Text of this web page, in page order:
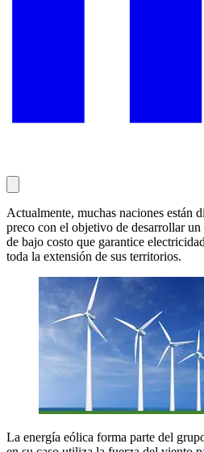
Actualmente, muchas naciones están
preco con el objetivo de desarrollar
de bajo costo que garantice
toda la extensión de sus territorios.
La energía eólica forma parte del